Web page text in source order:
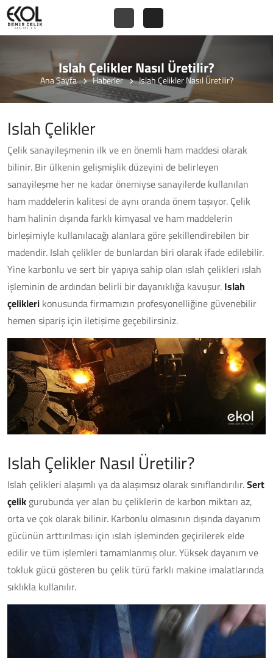
Islah Çelikler Nasıl Üretilir?
Ana Sayfa Haberler Islah Çelikler Nasıl Üretilir?
Islah Çelikler
Çelik sanayileşmenin ilk ve en önemli ham maddesi olarak
bilinir. Bir ülkenin gelişmişlik düzeyini de belirleyen
sanayileşme her ne kadar önemiyse sanayilerde kullanılan
ham maddelerin kalitesi de aynı oranda önem taşıyor. Çelik
ham halinin dışında farklı kimyasal ve ham maddelerin
birleşimiyle kullanılacağı alanlara göre şekillendirebilen bir
madendir. Islah çelikler de bunlardan biri olarak ifade edilebilir.
Yine karbonlu ve sert bir yapıya sahip olan ıslah çelikleri ıslah
işleminin de ardından belirli bir dayanıklığa kavuşur. Islah
çelikleri konusunda firmamızın profesyonelliğine güvenebilir
hemen sipariş için iletişime geçebilirsiniz.
Islah Çelikler Nasıl Üretilir?
Islah çelikleri alaşımlı ya da alaşımsız olarak sınıflandırılır.Sert
çelik gurubunda yer alan bu çeliklerin de karbon miktarı az,
orta ve çok olarak bilinir. Karbonlu olmasının dışında dayanım
gücünün arttırılması için ıslah işleminden geçirilerek elde
edilir ve tüm işlemleri tamamlanmış olur. Yüksek dayanım ve
tokluk gücü gösteren bu çelik türü farklı makine imalatlarında
sıklıkla kullanılır.